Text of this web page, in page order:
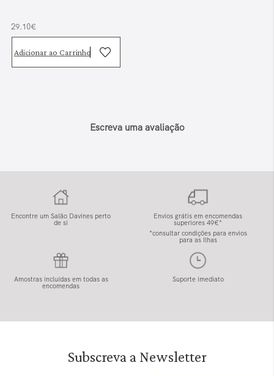
29.10€
Adicionar ao Carrinho
Escreva uma avaliação
Encontre um Salão Davines perto
de si
Envios grátis em encomendas
superiores 49€*
*consultar condições para envios
para as Ilhas
Amostras incluídas em todas as
encomendas
Suporte imediato
Subscreva a Newsletter